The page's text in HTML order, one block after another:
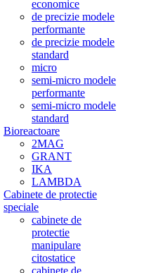
economice
de precizie modele
performante
de precizie modele
standard
micro
semi-micro modele
performante
semi-micro modele
standard
Bioreactoare
2MAG
GRANT
IKA
LAMBDA
Cabinete de protectie
speciale
cabinete de
protectie
manipulare
citostatice
cabinete de